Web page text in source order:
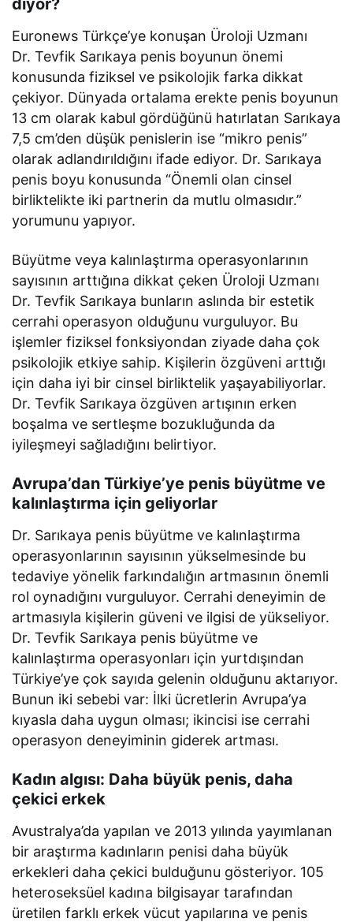
Euronews Türkçe’ye konuşan Üroloji Uzmanı
Dr. Tevfik Sarıkaya penis boyunun önemi
konusunda fiziksel ve psikolojik farka dikkat
çekiyor. Dünyada ortalama erekte penis boyunun
13 cm olarak kabul gördüğünü hatırlatan Sarıkaya
7,5 cm’den düşük penislerin ise “mikro penis”
olarak adlandırıldığını ifade ediyor. Dr. Sarıkaya
penis boyu konusunda “Önemli olan cinsel
birliktelikte iki partnerin da mutlu olmasıdır.”
yorumunu yapıyor.
Büyütme veya kalınlaştırma operasyonlarının
sayısının arttığına dikkat çeken Üroloji Uzmanı
Dr. Tevfik Sarıkaya bunların aslında bir estetik
cerrahi operasyon olduğunu vurguluyor. Bu
işlemler fiziksel fonksiyondan ziyade daha çok
psikolojik etkiye sahip. Kişilerin özgüveni arttığı
için daha iyi bir cinsel birliktelik yaşayabiliyorlar.
Dr. Tevfik Sarıkaya özgüven artışının erken
boşalma ve sertleşme bozukluğunda da
iyileşmeyi sağladığını belirtiyor.
Avrupa’dan Türkiye’ye penis büyütme ve
kalınlaştırma için geliyorlar
Dr. Sarıkaya penis büyütme ve kalınlaştırma
operasyonlarının sayısının yükselmesinde bu
tedaviye yönelik farkındalığın artmasının önemli
rol oynadığını vurguluyor. Cerrahi deneyimin de
artmasıyla kişilerin güveni ve ilgisi de yükseliyor.
Dr. Tevfik Sarıkaya penis büyütme ve
kalınlaştırma operasyonları için yurtdışından
Türkiye’ye çok sayıda gelenin olduğunu aktarıyor.
Bunun iki sebebi var: İlki ücretlerin Avrupa’ya
kıyasla daha uygun olması; ikincisi ise cerrahi
operasyon deneyiminin giderek artması.
Kadın algısı: Daha büyük penis, daha
çekici erkek
Avustralya’da yapılan ve 2013 yılında yayımlanan
bir araştırma kadınların penisi daha büyük
erkekleri daha çekici bulduğunu gösteriyor. 105
heteroseksüel kadına bilgisayar tarafından
üretilen farklı erkek vücut yapılarına ve penis